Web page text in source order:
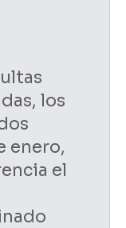
los
enero,
el